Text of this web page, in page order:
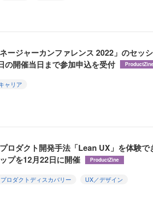
ージャーカンファレンス 2022」のセッ
の開催当日まで参加申込を受付
ャリア
ロダクト開発手法「Lean UX」を体験で
プを12月22日に開催
ProductZine
プロダクトディスカバリー
UX／デザイン